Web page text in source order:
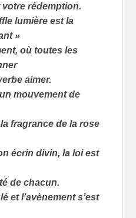
rédemption.
lumière est la
»
où toutes les
aimer.
mouvement de
fragrance de la rose
écrin divin, la loi est
de chacun.
et l’avènement s’est